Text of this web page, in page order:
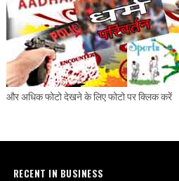
और अधिक फोटो देखने के लिए फोटो पर क्लिक करें
RECENT IN BUSINESS